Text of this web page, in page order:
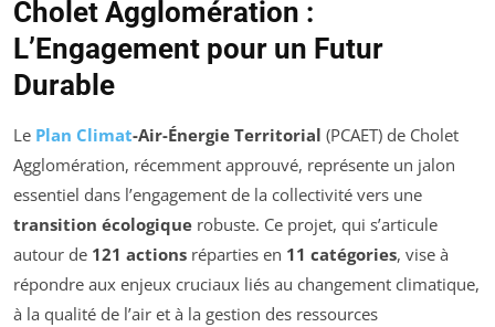
Cholet Agglomération :
L’Engagement pour un Futur
Durable
Le Plan Climat-Air-Énergie Territorial (PCAET) de Cholet
Agglomération, récemment approuvé, représente un jalon
essentiel dans l’engagement de la collectivité vers une
transition écologique robuste. Ce projet, qui s’articule
autour de 121 actions réparties en 11 catégories, vise à
répondre aux enjeux cruciaux liés au changement climatique,
à la qualité de l’air et à la gestion des ressources